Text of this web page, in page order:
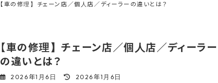
【車の修理】チェーン店／個人店／ディーラーの違いとは？
【車の修理】チェーン店／個人店／ディーラー
の違いとは？
2026年1月6日
最
2026年1月6日